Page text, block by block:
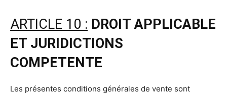
ARTICLE 10 : DROIT APPLICABLE
ET JURIDICTIONS
COMPETENTE
Les présentes conditions générales de vente sont